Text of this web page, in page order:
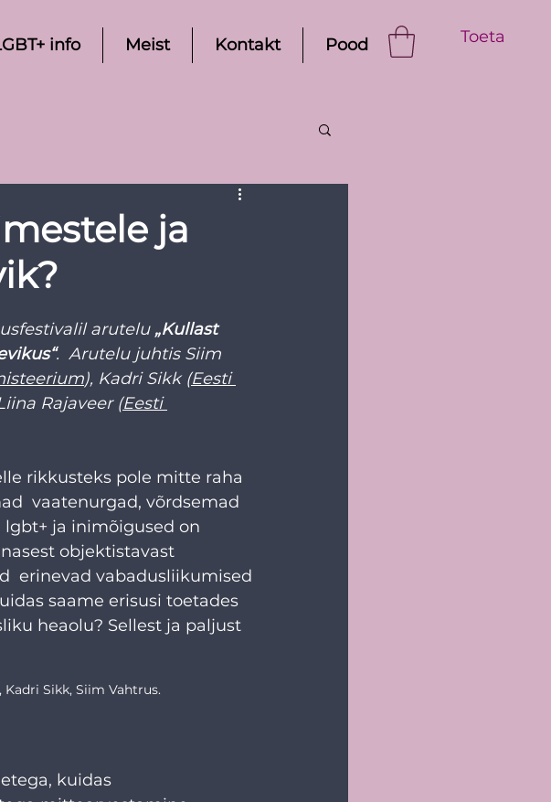
info Meist Kontakt Pood Toeta
ja
arutelu „Kullast
.  Arutelu juhtis Siim
), Kadri Sikk (Eesti
Rajaveer (Eesti
rikkusteks pole mitte raha
vaatenurgad, võrdsemad
ja inimõigused on
objektistavast
erinevad vabadusliikumised
saame erisusi toetades
heaolu? Sellest ja paljust
Sikk, Siim Vahtrus.
kuidas